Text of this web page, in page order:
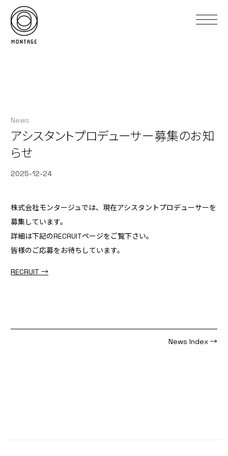
News
アシスタントプロデューサー募集のお知
らせ
2025-12-24
株式会社モンタージュでは、現在アシスタントプロデューサーを
募集しています。
詳細は下記のRECRUITページをご覧下さい。
皆様のご応募をお待ちしています。
RECRUIT →
News Index →